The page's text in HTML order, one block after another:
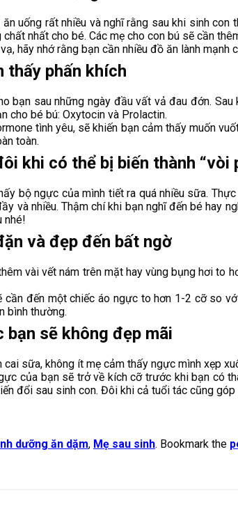
uống rất nhiều và nghĩ rằng sau khi sinh
nhất cho bé. Các mẹ cho con bú sẽ cần
hãy nhớ rằng bạn cần nhiều đồ ăn lành
thấy phấn khích
bạn sau những ngày đầu vất vả đau đớn.
cho bé bú: Oxytocin và Prolactin.
tình yêu, sẽ khiến bạn cảm thấy muốn
toàn.
khi có thể bị biến thành “vòi
bộ ngực của mình tiết ra quá nhiều sữa.
và nhiều. Thậm chí khi bạn nghĩ đến bé hay
nhé!
và đẹp đến bất ngờ
vài vết nám trên mặt hay vùng bụng hơi
cần đến một chiếc áo ngực to hơn 1-2 cỡ so
bình thường.
bạn sẽ không đẹp mãi
sữa, không ít mẹ cảm thấy ngực mình xẹp
của bạn sẽ trở về kích cỡ trước khi bạn có
đổi sau sinh con. Đôi khi cả tuổi tác cũng
dưỡng ăn dặm, Mẹ sau sinh. Bookmark the